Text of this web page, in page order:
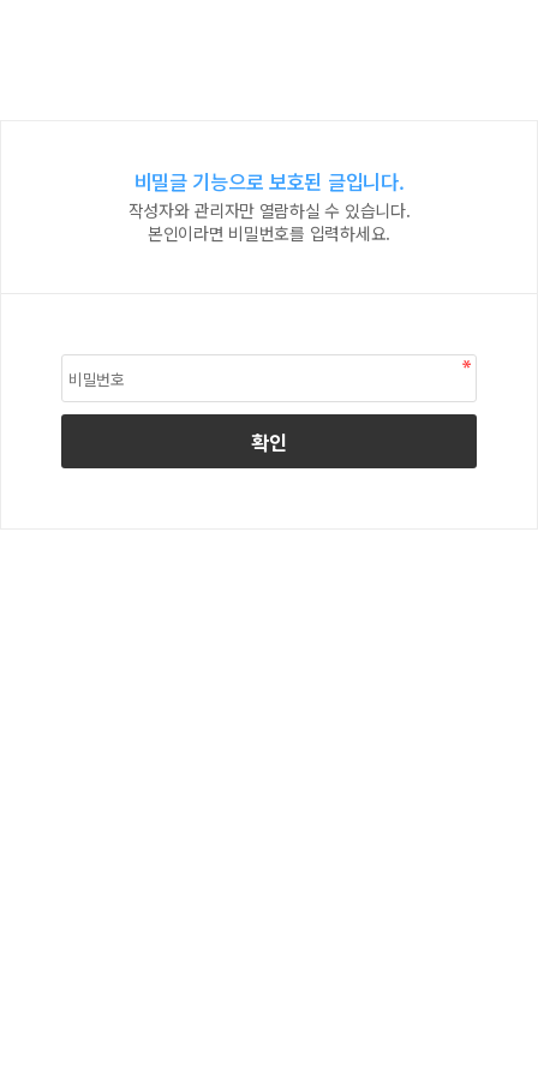
비밀글 기능으로 보호된 글입니다.
작성자와 관리자만 열람하실 수 있습니다.
본인이라면 비밀번호를 입력하세요.